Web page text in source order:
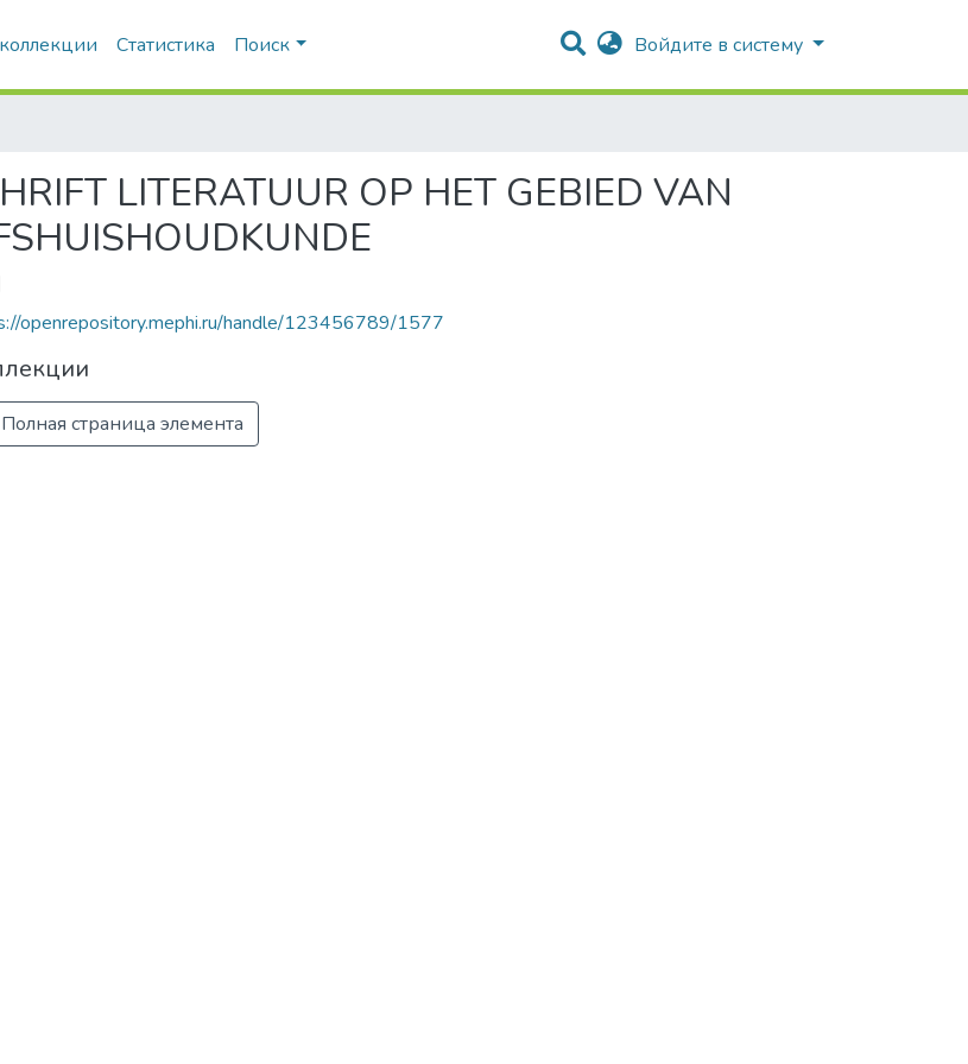
Статистика Поиск Войдите в систему
LITERATUUR OP HET GEBIED VAN
openrepository.mephi.ru/handle/123456789/1577
Полная страница элемента